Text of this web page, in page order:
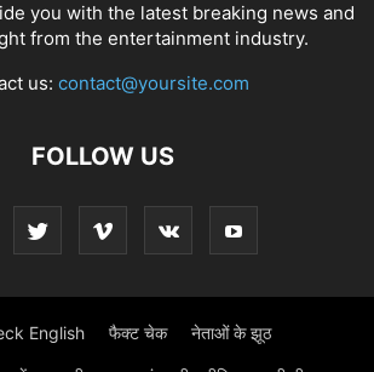
you with the latest breaking news and
from the entertainment industry.
us: contact@yoursite.com
FOLLOW US
English फैक्ट चेक नेताओं के झूठ